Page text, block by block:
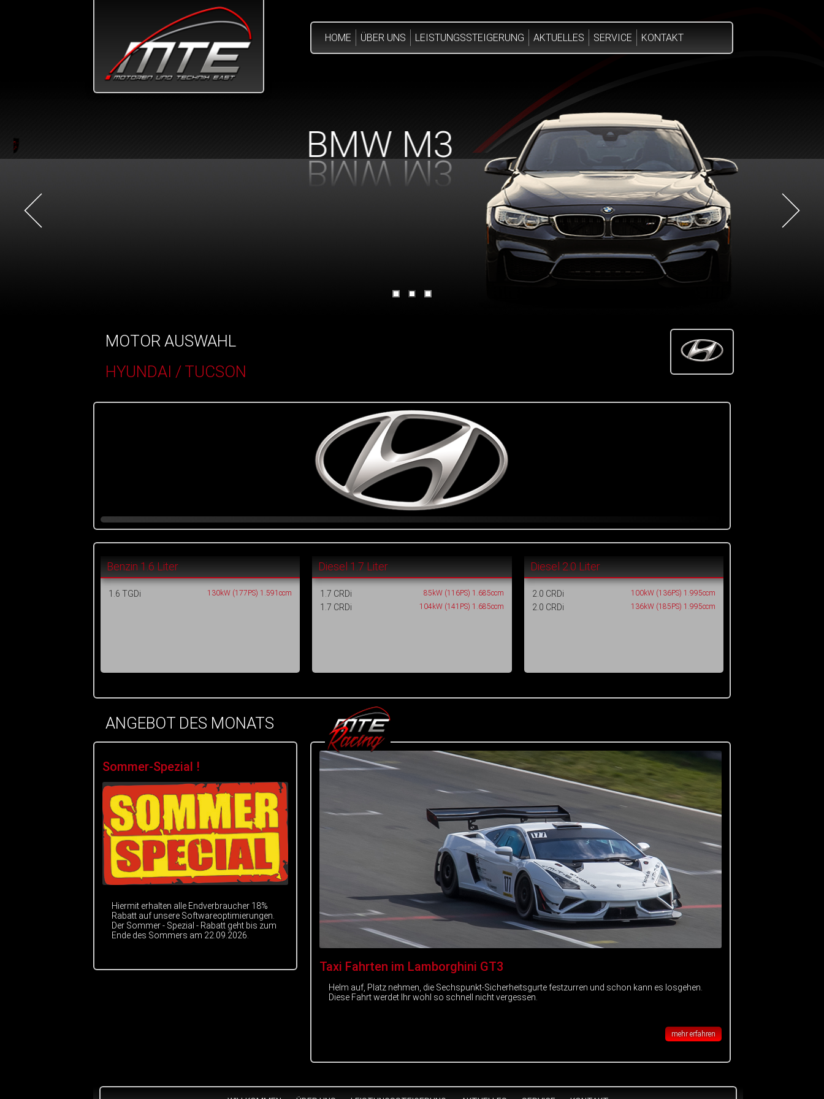
HOME ÜBER UNS LEISTUNGSSTEIGERUNG AKTUELLES SERVICE KONTAKT
BMW M3
MOTOR AUSWAHL
HYUNDAI / TUCSON
Benzin 1.6 Liter
1.6 TGDi 130kW (177PS) 1.591ccm
Diesel 1.7 Liter
1.7 CRDi 85kW (116PS) 1.685ccm
1.7 CRDi 104kW (141PS) 1.685ccm
Diesel 2.0 Liter
2.0 CRDi 100kW (136PS) 1.995ccm
2.0 CRDi 136kW (185PS) 1.995ccm
ANGEBOT DES MONATS
Sommer-Spezial !
Hiermit erhalten alle Endverbraucher 18%
Rabatt auf unsere Softwareoptimierungen.
Der Sommer - Spezial - Rabatt geht bis zum
Ende des Sommers am 22.09.2026.
Taxi Fahrten im Lamborghini GT3
Helm auf, Platz nehmen, die Sechspunkt-Sicherheitsgurte festzurren und schon kann es losgehen.
Diese Fahrt werdet Ihr wohl so schnell nicht vergessen.
mehr erfahren